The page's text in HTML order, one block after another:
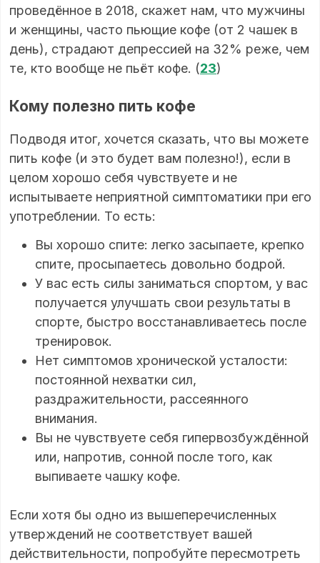
проведённое в 2018, скажет нам, что мужчины
и женщины, часто пьющие кофе (от 2 чашек в
день), страдают депрессией на 32% реже, чем
те, кто вообще не пьёт кофе. (23)
Кому полезно пить кофе
Подводя итог, хочется сказать, что вы можете
пить кофе (и это будет вам полезно!), если в
целом хорошо себя чувствуете и не
испытываете неприятной симптоматики при его
употреблении. То есть:
Вы хорошо спите: легко засыпаете, крепко
спите, просыпаетесь довольно бодрой.
У вас есть силы заниматься спортом, у вас
получается улучшать свои результаты в
спорте, быстро восстанавливаетесь после
тренировок.
Нет симптомов хронической усталости:
постоянной нехватки сил,
раздражительности, рассеянного
внимания.
Вы не чувствуете себя гипервозбуждённой
или, напротив, сонной после того, как
выпиваете чашку кофе.
Если хотя бы одно из вышеперечисленных
утверждений не соответствует вашей
действительности, попробуйте пересмотреть